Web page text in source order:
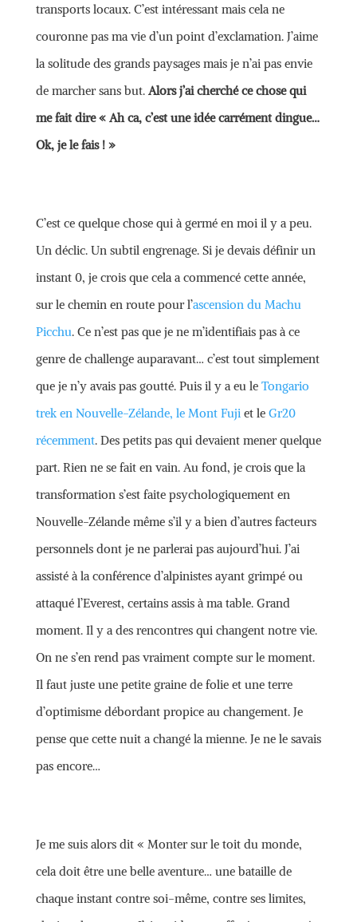
transports locaux. C’est intéressant mais cela ne
couronne pas ma vie d’un point d’exclamation. J’aime
la solitude des grands paysages mais je n’ai pas envie
de marcher sans but. Alors j’ai cherché ce chose qui
me fait dire « Ah ca, c’est une idée carrément dingue…
Ok, je le fais ! »
C’est ce quelque chose qui à germé en moi il y a peu.
Un déclic. Un subtil engrenage. Si je devais définir un
instant 0, je crois que cela a commencé cette année,
sur le chemin en route pour l’ascension du Machu
Picchu. Ce n’est pas que je ne m’identifiais pas à ce
genre de challenge auparavant… c’est tout simplement
que je n’y avais pas goutté. Puis il y a eu le Tongario
trek en Nouvelle-Zélande, le Mont Fuji et le Gr20
récemment. Des petits pas qui devaient mener quelque
part. Rien ne se fait en vain. Au fond, je crois que la
transformation s’est faite psychologiquement en
Nouvelle-Zélande même s’il y a bien d’autres facteurs
personnels dont je ne parlerai pas aujourd’hui. J’ai
assisté à la conférence d’alpinistes ayant grimpé ou
attaqué l’Everest, certains assis à ma table. Grand
moment. Il y a des rencontres qui changent notre vie.
On ne s’en rend pas vraiment compte sur le moment.
Il faut juste une petite graine de folie et une terre
d’optimisme débordant propice au changement. Je
pense que cette nuit a changé la mienne. Je ne le savais
pas encore…
Je me suis alors dit « Monter sur le toit du monde,
cela doit être une belle aventure… une bataille de
chaque instant contre soi-même, contre ses limites,